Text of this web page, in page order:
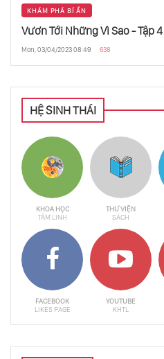
KHÁM PHÁ BÍ ẨN
Vươn Tới Những Vì Sao - Tập 4
Mon, 03/04/2023 08:49 638
HỆ SINH THÁI
KHOA HỌC
TÂM LINH
THƯ VIỆN
SÁCH
FACEBOOK
LIKES PAGE
YOUTUBE
KHTL